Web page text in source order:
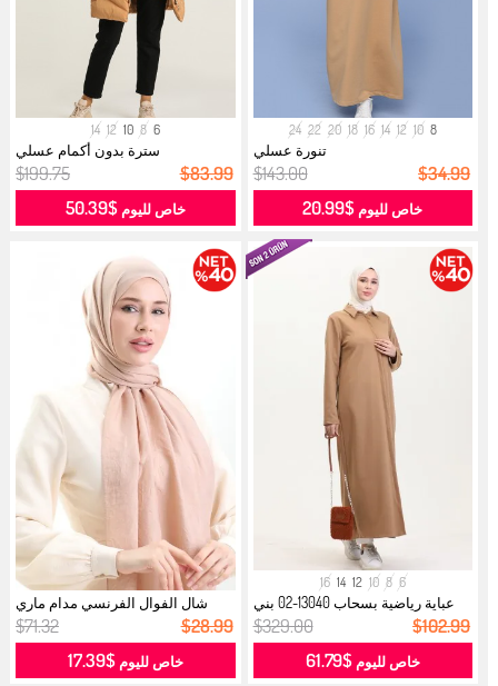
8
10
12
14
16
18
20
22
24
تنورة عسلي
$143.00 $34.99
خاص لليوم $20.99
6
8
10
12
14
سترة بدون أكمام عسلي
$199.75 $83.99
خاص لليوم$50.39
6
8
10
12
14
16
عباية رياضية بسحاب 13040-02 بني
جمل...
$329.00 $102.99
خاص لليوم$61.79
شال الفوال الفرنسي مدام ماري
19099-...
$71.32 $28.99
خاص لليوم$17.39